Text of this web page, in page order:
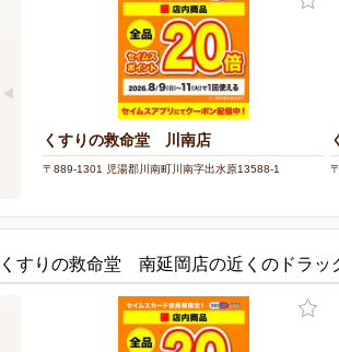
くすりの救命堂 川南店
〒889-1301 児湯郡川南町川南字出水原13588-1
くすりの救命堂 南延岡店の近くのドラッ